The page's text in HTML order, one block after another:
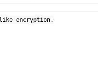
encryption.